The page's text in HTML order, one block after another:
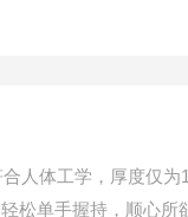
人体工学，厚度仅
松单手握持，顺心所